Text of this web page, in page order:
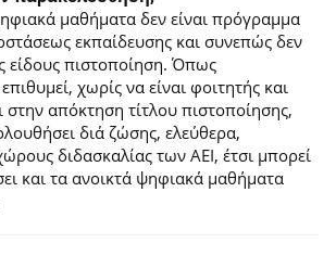
μαθήματα δεν είναι πρόγραμμα
εκπαίδευσης και συνεπώς δεν
είδους πιστοποίηση. Όπως
χωρίς να είναι φοιτητής και
στην απόκτηση τίτλου πιστοποίησης,
διά ζώσης, ελεύθερα,
διδασκαλίας των ΑΕΙ, έτσι μπορεί
και τα ανοικτά ψηφιακά μαθήματα